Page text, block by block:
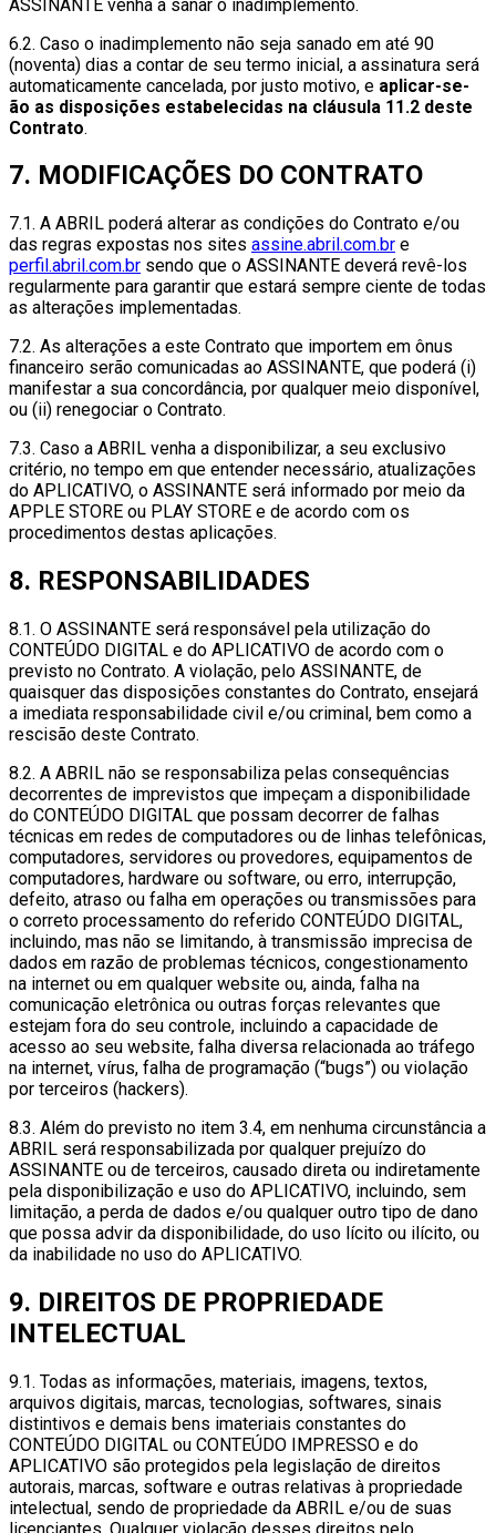
ASSINANTE venha a sanar o inadimplemento.
6.2. Caso o inadimplemento não seja sanado em até 90
(noventa) dias a contar de seu termo inicial, a assinatura será
automaticamente cancelada, por justo motivo, e aplicar-se-
ão as disposições estabelecidas na cláusula 11.2 deste
Contrato.
7. MODIFICAÇÕES DO CONTRATO
7.1. A ABRIL poderá alterar as condições do Contrato e/ou
das regras expostas nos sites assine.abril.com.br e
perfil.abril.com.br sendo que o ASSINANTE deverá revê-los
regularmente para garantir que estará sempre ciente de todas
as alterações implementadas.
7.2. As alterações a este Contrato que importem em ônus
financeiro serão comunicadas ao ASSINANTE, que poderá (i)
manifestar a sua concordância, por qualquer meio disponível,
ou (ii) renegociar o Contrato.
7.3. Caso a ABRIL venha a disponibilizar, a seu exclusivo
critério, no tempo em que entender necessário, atualizações
do APLICATIVO, o ASSINANTE será informado por meio da
APPLE STORE ou PLAY STORE e de acordo com os
procedimentos destas aplicações.
8. RESPONSABILIDADES
8.1. O ASSINANTE será responsável pela utilização do
CONTEÚDO DIGITAL e do APLICATIVO de acordo com o
previsto no Contrato. A violação, pelo ASSINANTE, de
quaisquer das disposições constantes do Contrato, ensejará
a imediata responsabilidade civil e/ou criminal, bem como a
rescisão deste Contrato.
8.2. A ABRIL não se responsabiliza pelas consequências
decorrentes de imprevistos que impeçam a disponibilidade
do CONTEÚDO DIGITAL que possam decorrer de falhas
técnicas em redes de computadores ou de linhas telefônicas,
computadores, servidores ou provedores, equipamentos de
computadores, hardware ou software, ou erro, interrupção,
defeito, atraso ou falha em operações ou transmissões para
o correto processamento do referido CONTEÚDO DIGITAL,
incluindo, mas não se limitando, à transmissão imprecisa de
dados em razão de problemas técnicos, congestionamento
na internet ou em qualquer website ou, ainda, falha na
comunicação eletrônica ou outras forças relevantes que
estejam fora do seu controle, incluindo a capacidade de
acesso ao seu website, falha diversa relacionada ao tráfego
na internet, vírus, falha de programação (“bugs”) ou violação
por terceiros (hackers).
8.3. Além do previsto no item 3.4, em nenhuma circunstância a
ABRIL será responsabilizada por qualquer prejuízo do
ASSINANTE ou de terceiros, causado direta ou indiretamente
pela disponibilização e uso do APLICATIVO, incluindo, sem
limitação, a perda de dados e/ou qualquer outro tipo de dano
que possa advir da disponibilidade, do uso lícito ou ilícito, ou
da inabilidade no uso do APLICATIVO.
9. DIREITOS DE PROPRIEDADE
INTELECTUAL
9.1. Todas as informações, materiais, imagens, textos,
arquivos digitais, marcas, tecnologias, softwares, sinais
distintivos e demais bens imateriais constantes do
CONTEÚDO DIGITAL ou CONTEÚDO IMPRESSO e do
APLICATIVO são protegidos pela legislação de direitos
autorais, marcas, software e outras relativas à propriedade
intelectual, sendo de propriedade da ABRIL e/ou de suas